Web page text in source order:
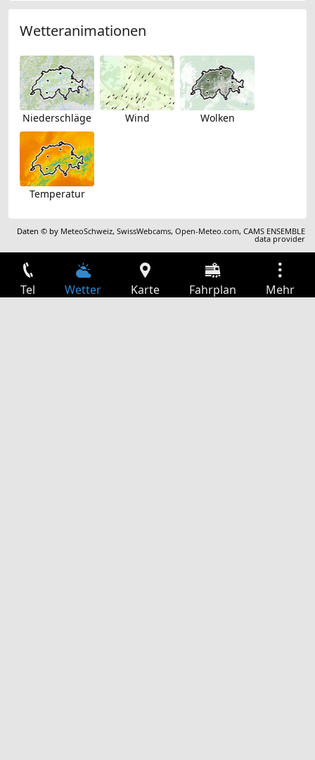
Wetteranimationen
Niederschläge Wind Wolken
Temperatur
Daten © by MeteoSchweiz,SwissWebcams,Open-Meteo.com,CAMS ENSEMBLE
data provider
Tel Wetter Karte Fahrplan Mehr